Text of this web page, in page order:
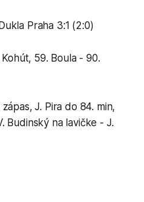
Praha 3:1 (2:0)
59. Boula - 90.
J. Pira do 84. min,
Budinský na lavičke - J.